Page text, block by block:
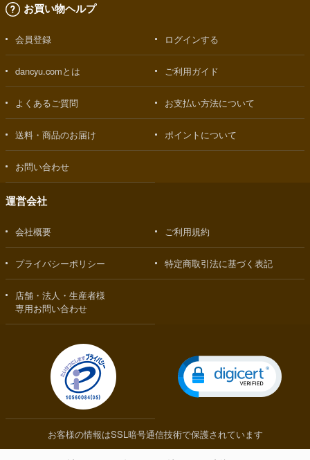
お買い物ヘルプ
会員登録 ログインする
dancyu.comとは ご利用ガイド
よくあるご質問 お支払い方法について
送料・商品のお届け ポイントについて
お問い合わせ
運営会社
会社概要 ご利用規約
プライバシーポリシー 特定商取引法に基づく表記
店舗・法人・生産者様
専用お問い合わせ
お客様の情報はSSL暗号通信技術で保護されています